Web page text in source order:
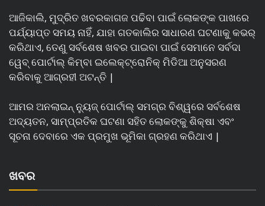
ଆଜିକାଲି, ମୁଦ୍ରିତ ଖବରକାଗଜ ପଢିବା ପାଇଁ ଲୋକଙ୍କ ପାଖରେ
ପର୍ଯ୍ୟାପ୍ତ ସମୟ ନାହିଁ, ଯାହା ଗତକାଲିର ସାଧାରଣ ଘଟଣାକୁ କଭର୍
କରିଥାଏ, ତେଣୁ ସର୍ବଶେଷ ଖବର ପାଇବା ପାଇଁ ସେମାନେ ସର୍ବଦା
ୱେବ୍ ପୋର୍ଟାଲ୍ କିମ୍ବା ଇଲେକ୍ଟ୍ରୋନିକ୍ ମିଡିଆ ଅନୁସରଣ
କରିବାକୁ ଆଗ୍ରହୀ ଅଟନ୍ତି |
ଆମର ଅନଲାଇନ୍ ନ୍ୟୁଜ୍ ପୋର୍ଟାଲ୍ ସମଗ୍ର ବିଶ୍ୱରେ ସର୍ବଶେଷ
ଅଦ୍ୟତନ, ସାମ୍ପ୍ରତିକ ଘଟଣା ସହିତ ଲୋକଙ୍କୁ ଶିକ୍ଷା ଏବଂ
ସୂଚନା ଦେବାରେ ଏକ ପ୍ରମୁଖ ଭୂମିକା ଗ୍ରହଣ କରିଥାଏ |
ଖବର